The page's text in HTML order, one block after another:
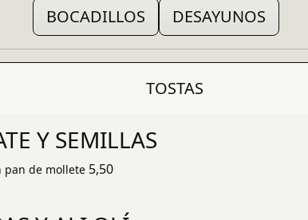
BOCADILLOS
DESAYUNOS
TOSTAS
Y SEMILLAS
pan de mollete 5,50